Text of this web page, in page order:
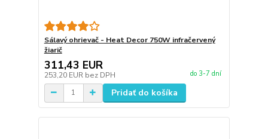
Sálavý ohrievač - Heat Decor 750W infračervený
žiarič
311,43 EUR
253,20 EUR bez DPH do 3-7 dní
Pridať do košíka